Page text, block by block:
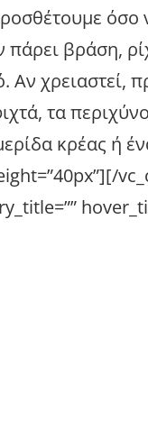
όσο
βράση,
χρειαστεί,
τα
κρέας ή